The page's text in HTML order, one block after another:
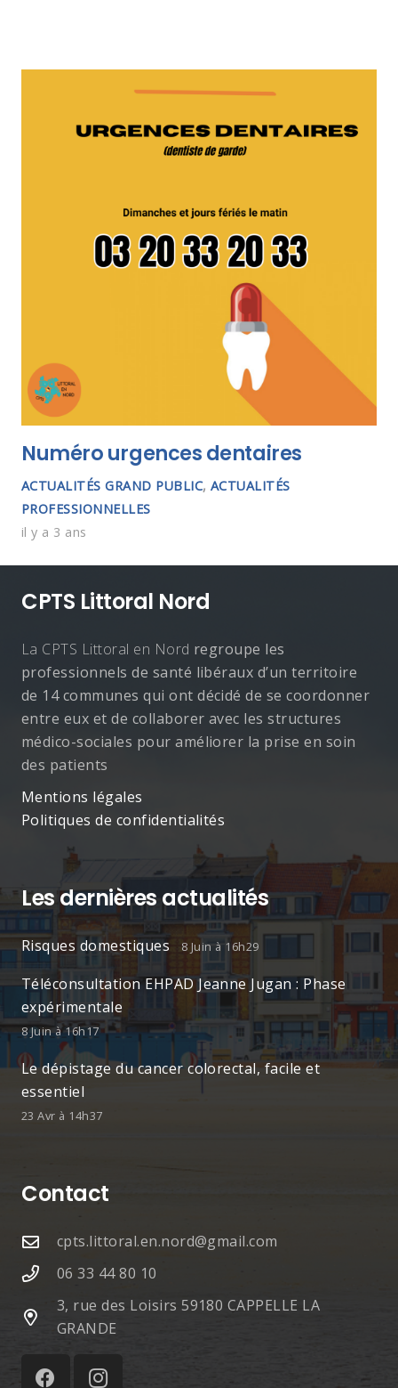
Numéro urgences dentaires
ACTUALITÉS GRAND PUBLIC,ACTUALITÉS
PROFESSIONNELLES
il y a 3 ans
CPTS Littoral Nord
La CPTS Littoral en Nord regroupe les
professionnels de santé libéraux d’un territoire
de 14 communes qui ont décidé de se coordonner
entre eux et de collaborer avec les structures
médico-sociales pour améliorer la prise en soin
des patients
Mentions légales
Politiques de confidentialités
Les dernières actualités
Risques domestiques 8 Juin à 16h29
Téléconsultation EHPAD Jeanne Jugan : Phase
expérimentale
8 Juin à 16h17
Le dépistage du cancer colorectal, facile et
essentiel
23 Avr à 14h37
Contact
cpts.littoral.en.nord@gmail.com
06 33 44 80 10
3, rue des Loisirs 59180 CAPPELLE LA
GRANDE